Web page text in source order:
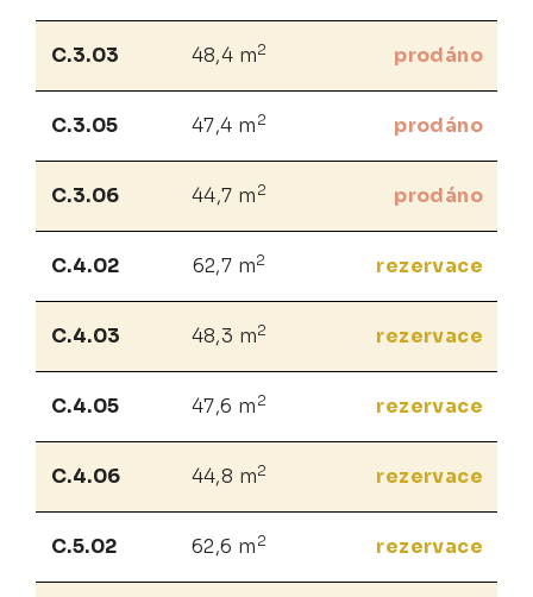
C.3.03 48,4 m2 prodáno
C.3.05 47,4 m 2 prodáno
C.3.06 44,7 m 2 prodáno
C.4.02 62,7 m2 rezervace
C.4.03 48,3 m2 rezervace
C.4.05 47,6 m 2 rezervace
C.4.06 44,8 m2 rezervace
C.5.02 62,6 m 2 rezervace